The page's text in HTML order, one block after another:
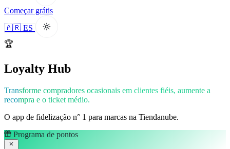
Começar grátis
🇦🇷 ES
🏆
Loyalty Hub
Transforme compradores ocasionais em clientes fiéis, aumente a
recompra e o ticket médio.
O app de fidelização n° 1 para marcas na Tiendanube.
Programa de pontos